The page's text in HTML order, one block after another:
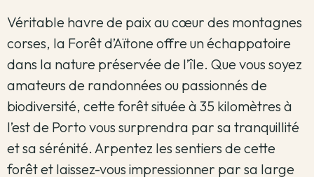
Véritable havre de paix au cœur des montagnes
corses, la Forêt d’Aïtone offre un échappatoire
dans la nature préservée de l’île. Que vous soyez
amateurs de randonnées ou passionnés de
biodiversité, cette forêt située à 35 kilomètres à
l’est de Porto vous surprendra par sa tranquillité
et sa sérénité. Arpentez les sentiers de cette
forêt et laissez-vous impressionner par sa large